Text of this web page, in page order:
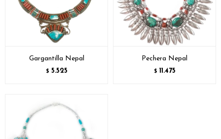
Gargantilla Nepal
$ 5.525
Pechera Nepal
$ 11.475